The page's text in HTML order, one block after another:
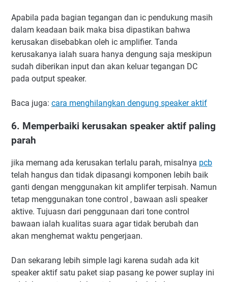
Apabila pada bagian tegangan dan ic pendukung masih
dalam keadaan baik maka bisa dipastikan bahwa
kerusakan disebabkan oleh ic amplifier. Tanda
kerusakanya ialah suara hanya dengung saja meskipun
sudah diberikan input dan akan keluar tegangan DC
pada output speaker.
Baca juga: cara menghilangkan dengung speaker aktif
6. Memperbaiki kerusakan speaker aktif paling
parah
jika memang ada kerusakan terlalu parah, misalnya pcb
telah hangus dan tidak dipasangi komponen lebih baik
ganti dengan menggunakan kit amplifer terpisah. Namun
tetap menggunakan tone control , bawaan asli speaker
aktive. Tujuasn dari penggunaan dari tone control
bawaan ialah kualitas suara agar tidak berubah dan
akan menghemat waktu pengerjaan.
Dan sekarang lebih simple lagi karena sudah ada kit
speaker aktif satu paket siap pasang ke power suplay ini